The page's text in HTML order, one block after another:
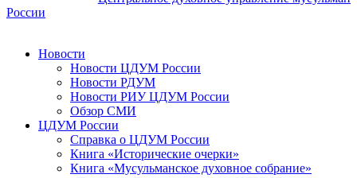
России
Новости
Новости ЦДУМ России
Новости РДУМ
Новости РИУ ЦДУМ России
Обзор СМИ
ЦДУМ России
Справка о ЦДУМ России
Книга «Исторические очерки»
Книга «Мусульманское духовное собрание»